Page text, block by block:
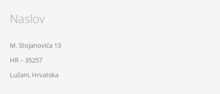
Naslov
M. Stojanovića 13
HR – 35257
Lužani, Hrvatska